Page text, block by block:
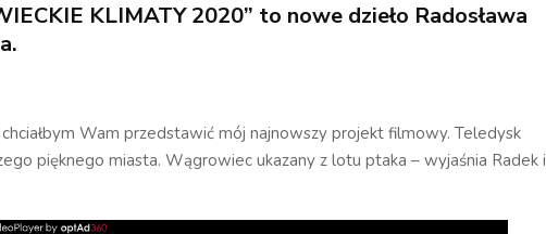
KLIMATY 2020” to nowe dzieło Radosława
chciałbym Wam przedstawić mój najnowszy projekt filmowy. Teledysk
pięknego miasta. Wągrowiec ukazany z lotu ptaka – wyjaśnia Radek i